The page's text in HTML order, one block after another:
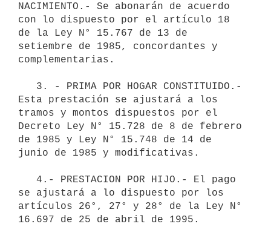
NACIMIENTO.- Se abonarán de acuerdo
con lo dispuesto por el artículo 18
de la Ley N° 15.767 de 13 de
setiembre de 1985, concordantes y
complementarias.
Esta prestación se ajustará a los
tramos y montos dispuestos por el
Decreto Ley N° 15.728 de 8 de febrero
de 1985 y Ley N° 15.748 de 14 de
junio de 1985 y modificativas.
se ajustará a lo dispuesto por los
artículos 26°, 27° y 28° de la Ley N°
16.697 de 25 de abril de 1995.